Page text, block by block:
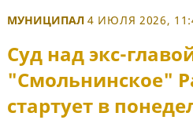
МУНИЦИПАЛ 4 ИЮЛЯ 2026,
Суд над экс-
"Смольнинское"
стартует в